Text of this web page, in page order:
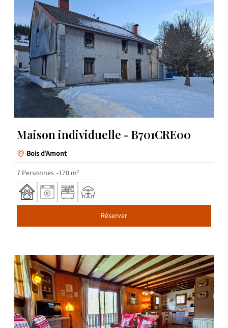
Maison individuelle - B701CRE00
Bois d'Amont
7 Personnes 170 m²
Réserver